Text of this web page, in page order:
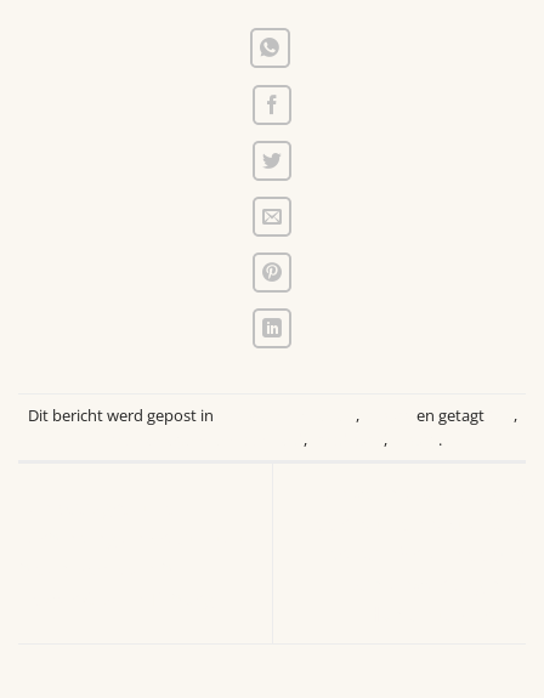
Dit bericht werd gepost in , en getagt
,
, , .